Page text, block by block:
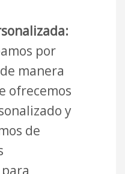
por
manera
ofrecemos
y
de